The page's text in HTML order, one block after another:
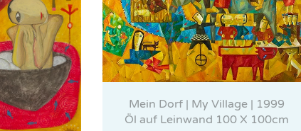
Mein Dorf | My Village | 1999
Öl auf Leinwand 100 X 100cm